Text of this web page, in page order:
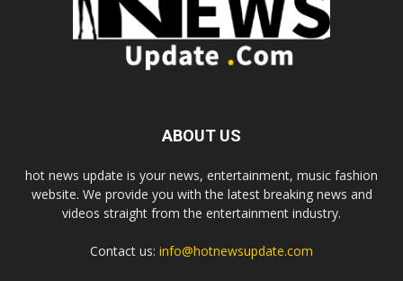
ABOUT US
hot news update is your news, entertainment, music fashion
website. We provide you with the latest breaking news and
videos straight from the entertainment industry.
Contact us: info@hotnewsupdate.com